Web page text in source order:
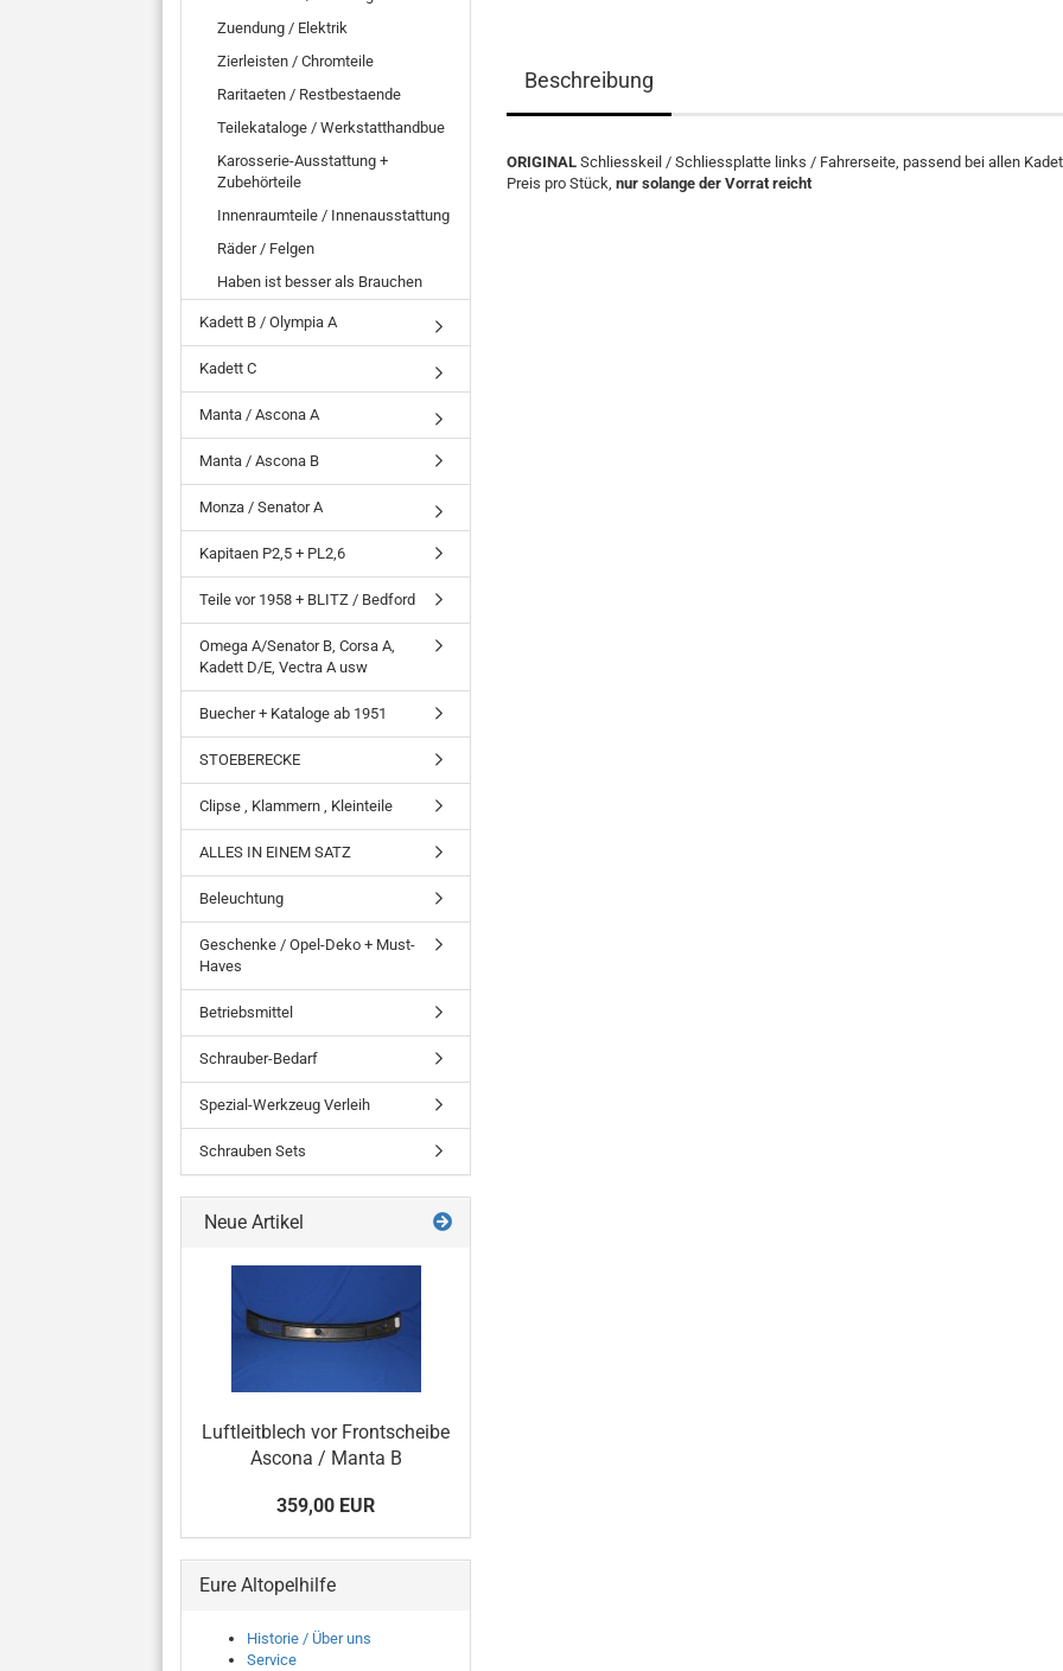
Beschreibung
ORIGINAL Schliesskeil / Schliessplatte links / Fahrerseite, passend bei allen
Preis pro Stück, nur solange der Vorrat reicht
Zuendung / Elektrik
Zierleisten / Chromteile
Raritaeten / Restbestaende
Teilekataloge / Werkstatthandbue
Karosserie-Ausstattung +
Zubehörteile
Innenraumteile / Innenausstattung
Räder / Felgen
Haben ist besser als Brauchen
Kadett B / Olympia A
Kadett C
Manta / Ascona A
Manta / Ascona B
Monza / Senator A
Kapitaen P2,5 + PL2,6
Teile vor 1958 + BLITZ / Bedford
Omega A/Senator B, Corsa A,
Kadett D/E, Vectra A usw
Buecher + Kataloge ab 1951
STOEBERECKE
Clipse , Klammern , Kleinteile
ALLES IN EINEM SATZ
Beleuchtung
Geschenke / Opel-Deko + Must-
Haves
Betriebsmittel
Schrauber-Bedarf
Spezial-Werkzeug Verleih
Schrauben Sets
Neue Artikel
Luftleitblech vor Frontscheibe
Ascona / Manta B
359,00 EUR
Eure Altopelhilfe
Historie / Über uns
Service